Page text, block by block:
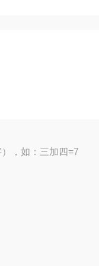
，如：三加四=7